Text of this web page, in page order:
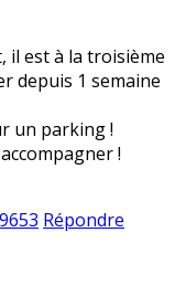
il est à la troisième
depuis 1 semaine
un parking !
!
Répondre